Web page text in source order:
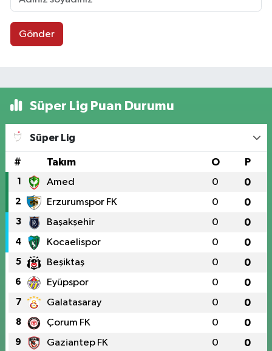
Gönder
Süper Lig Puan Durumu
Süper Lig
# Takım O P
1 Amed 0 0
2 Erzurumspor FK 0 0
3 Başakşehir 0 0
4 Kocaelispor 0 0
5 Beşiktaş 0 0
6 Eyüpspor 0 0
7 Galatasaray 0 0
8 Çorum FK 0 0
9 Gaziantep FK 0 0